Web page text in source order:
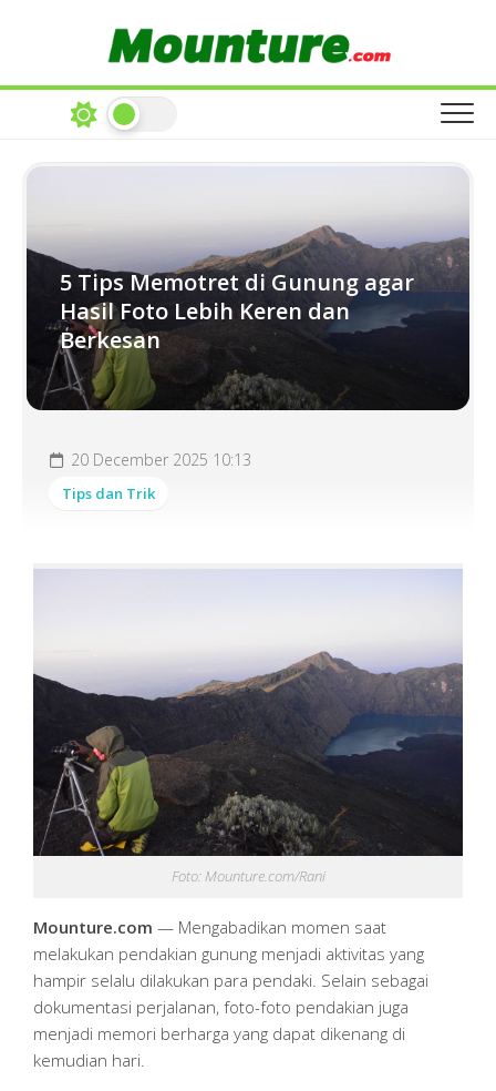
5 Tips Memotret di Gunung agar
Hasil Foto Lebih Keren dan
Berkesan
20 December 2025 10:13
Tips dan Trik
Foto: Mounture.com/Rani
Mounture.com — Mengabadikan momen saat
melakukan pendakian gunung menjadi aktivitas yang
hampir selalu dilakukan para pendaki. Selain sebagai
dokumentasi perjalanan, foto-foto pendakian juga
menjadi memori berharga yang dapat dikenang di
kemudian hari.